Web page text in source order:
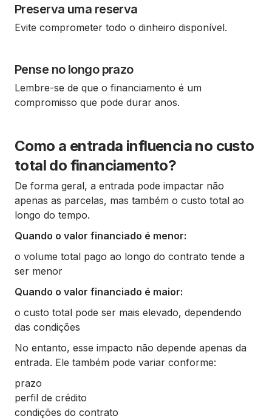
Preserva uma reserva
Evite comprometer todo o dinheiro disponível.
Pense no longo prazo
Lembre-se de que o financiamento é um
compromisso que pode durar anos.
Como a entrada influencia no custo
total do financiamento?
De forma geral, a entrada pode impactar não
apenas as parcelas, mas também o custo total ao
longo do tempo.
Quando o valor financiado é menor:
o volume total pago ao longo do contrato tende a
ser menor
Quando o valor financiado é maior:
o custo total pode ser mais elevado, dependendo
das condições
No entanto, esse impacto não depende apenas da
entrada. Ele também pode variar conforme:
prazo
perfil de crédito
condições do contrato